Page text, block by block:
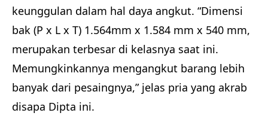
keunggulan dalam hal daya angkut. “Dimensi
bak (P x L x T) 1.564mm x 1.584 mm x 540 mm,
merupakan terbesar di kelasnya saat ini.
Memungkinkannya mengangkut barang lebih
banyak dari pesaingnya,” jelas pria yang akrab
disapa Dipta ini.